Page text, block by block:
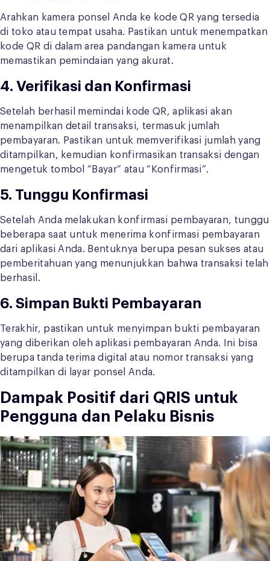
Arahkan kamera ponsel Anda ke kode QR yang tersedia
di toko atau tempat usaha. Pastikan untuk menempatkan
kode QR di dalam area pandangan kamera untuk
memastikan pemindaian yang akurat.
4. Verifikasi dan Konfirmasi
Setelah berhasil memindai kode QR, aplikasi akan
menampilkan detail transaksi, termasuk jumlah
pembayaran. Pastikan untuk memverifikasi jumlah yang
ditampilkan, kemudian konfirmasikan transaksi dengan
mengetuk tombol “Bayar” atau “Konfirmasi”.
5. Tunggu Konfirmasi
Setelah Anda melakukan konfirmasi pembayaran, tunggu
beberapa saat untuk menerima konfirmasi pembayaran
dari aplikasi Anda. Bentuknya berupa pesan sukses atau
pemberitahuan yang menunjukkan bahwa transaksi telah
berhasil.
6. Simpan Bukti Pembayaran
Terakhir, pastikan untuk menyimpan bukti pembayaran
yang diberikan oleh aplikasi pembayaran Anda. Ini bisa
berupa tanda terima digital atau nomor transaksi yang
ditampilkan di layar ponsel Anda.
Dampak Positif dari QRIS untuk
Pengguna dan Pelaku Bisnis